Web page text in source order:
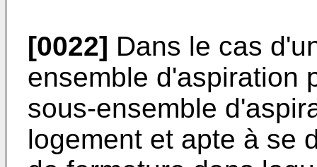
[0022] Dans le cas
ensemble d'aspiration
sous-ensemble
logement et apte à se